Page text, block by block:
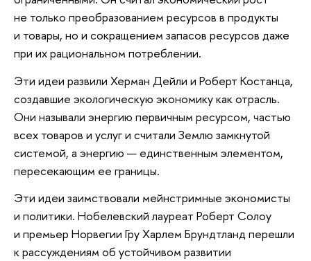
не только преобразованием ресурсов в продукты
и товары, но и сокращением запасов ресурсов даже
при их рациональном потреблении.
Эти идеи развили Херман Дейли и Роберт Костанца,
создавшие экологическую экономику как отрасль.
Они называли энергию первичным ресурсом, частью
всех товаров и услуг и считали Землю замкнутой
системой, а энергию — единственным элементом,
пересекающим ее границы.
Эти идеи заимствовали мейнстримные экономисты
и политики. Нобелевский лауреат Роберт Солоу
и премьер Норвегии Гру Харлем Брундтланд перешли
к рассуждениям об устойчивом развитии